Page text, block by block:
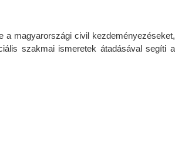
a magyarországi civil kezdeményezéseket,
szakmai ismeretek átadásával segíti a